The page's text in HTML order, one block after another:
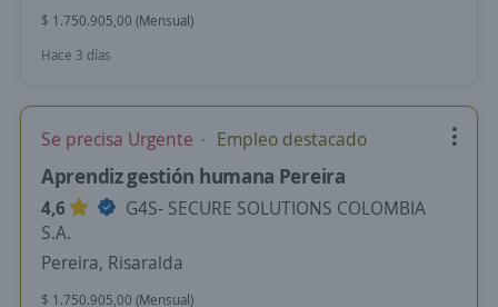
$ 1.750.905,00 (Mensual)
Hace 3 días
Se precisa Urgente Empleo destacado
Aprendiz gestión humana Pereira
4,6
G4S- SECURE SOLUTIONS COLOMBIA
S.A.
Pereira, Risaralda
$ 1.750.905,00 (Mensual)